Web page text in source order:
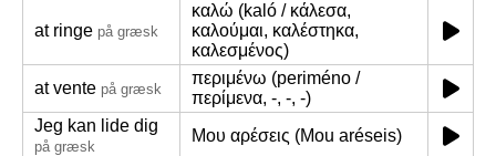
at ringe på græsk
καλώ (kaló / κάλεσα,
καλούμαι, καλέστηκα,
καλεσμένος)
at vente på græsk
περιμένω (periméno /
περίμενα, -, -, -)
Jeg kan lide dig
på græsk
Μου αρέσεις (Mou aréseis)